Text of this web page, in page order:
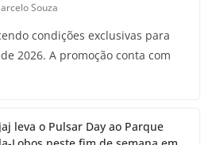
Souza
condições exclusivas para
2026. A promoção conta com
leva o Pulsar Day ao Parque